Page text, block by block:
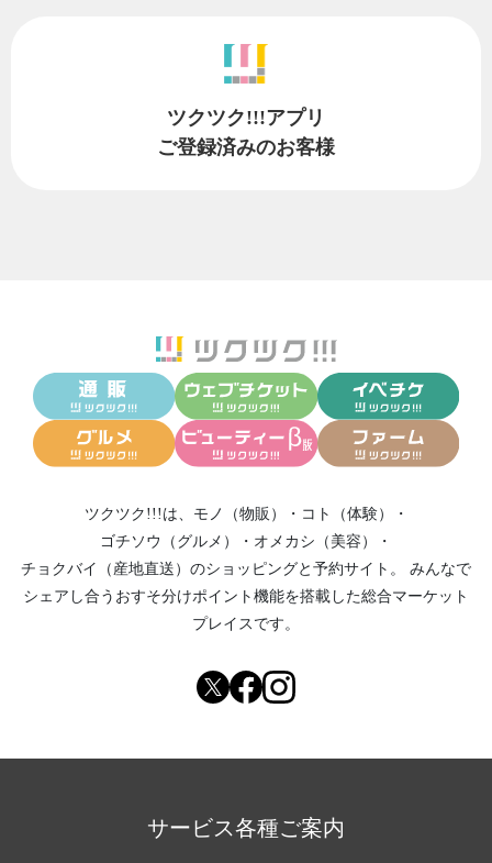
ツクツク!!!アプリ
ご登録済みのお客様
ツクツク!!!は、 モノ（物販） ・ コト（体験）
・
ゴチソウ（グルメ）
・ オメカシ（美容）
・
チョクバイ（産地直送） のショッピングと予約サイト。
みんなで
シェアし合う おすそ分けポイント機能を搭載した総合マーケット
プレイスです。
サービス各種ご案内